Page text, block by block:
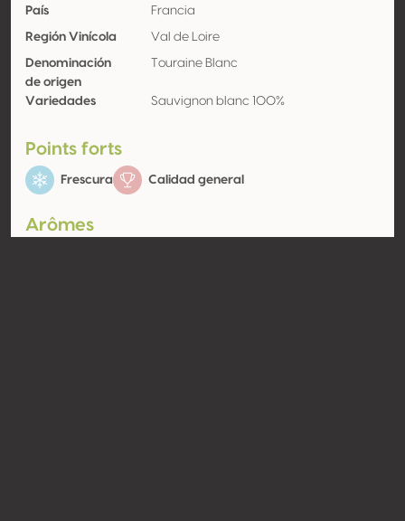
País Francia
Región Vinícola Val de Loire
Denominación
de origen
Touraine Blanc
Variedades Sauvignon blanc 100%
Points forts
Frescura Calidad general
Arômes